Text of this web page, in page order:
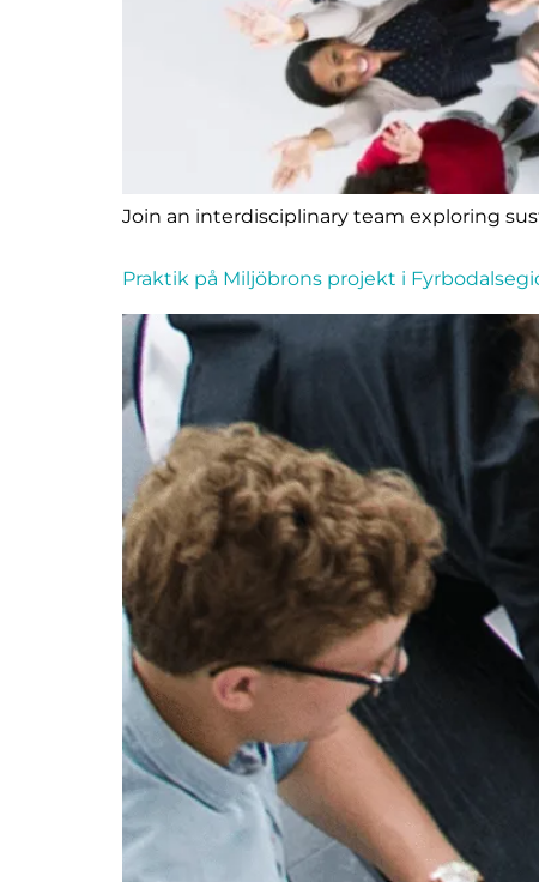
Join an interdisciplinary team exploring
Praktik på Miljöbrons projekt i